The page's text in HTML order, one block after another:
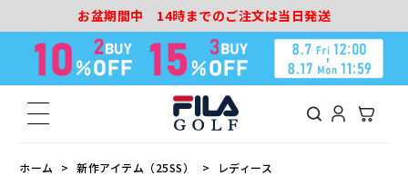
お盆期間中 14時までのご注文は当日発送
ホーム 新作アイテム（25SS） レディース